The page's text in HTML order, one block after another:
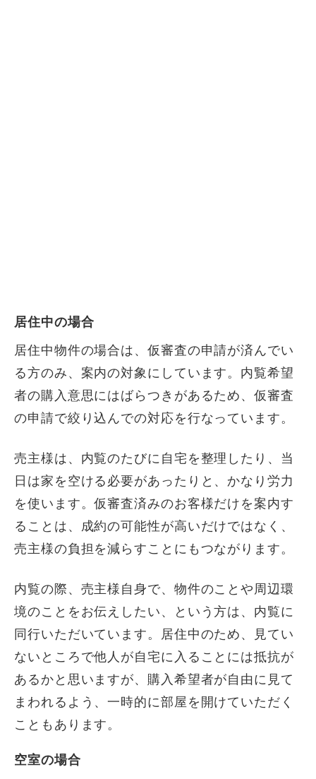
居住中の場合
居住中物件の場合は、仮審査の申請が済んでい
る方のみ、案内の対象にしています。内覧希望
者の購入意思にはばらつきがあるため、仮審査
の申請で絞り込んでの対応を行なっています。
売主様は、内覧のたびに自宅を整理したり、当
日は家を空ける必要があったりと、かなり労力
を使います。仮審査済みのお客様だけを案内す
ることは、成約の可能性が高いだけではなく、
売主様の負担を減らすことにもつながります。
内覧の際、売主様自身で、物件のことや周辺環
境のことをお伝えしたい、という方は、内覧に
同行いただいています。居住中のため、見てい
ないところで他人が自宅に入ることには抵抗が
あるかと思いますが、購入希望者が自由に見て
まわれるよう、一時的に部屋を開けていただく
こともあります。
空室の場合